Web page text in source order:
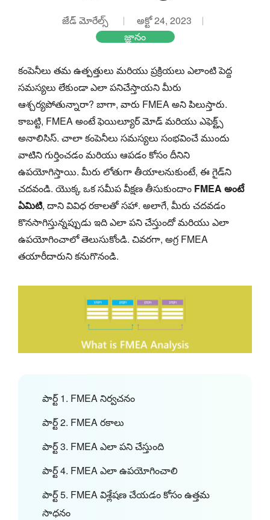
జేడ్ మోరేల్స్
అక్టో 24, 2023
జ్ఞానం
కంపెనీలు తమ ఉత్పత్తులు మరియు ప్రక్రియలు ఎలాంటి పెద్ద
సమస్యలు లేకుండా ఎలా పనిచేస్తాయని మీరు
ఆశ్చర్యపోతున్నారా? బాగా, వారు FMEA అని పిలుస్తారు.
కాబట్టి, FMEA అంటే ఫెయిల్యూర్ మోడ్ మరియు ఎఫెక్ట్స్
అనాలిసిస్. చాలా కంపెనీలు సమస్యలు సంభవించే ముందు
వాటిని గుర్తించడం మరియు ఆపడం కోసం దీనిని
ఉపయోగిస్తాయి. మీరు లోతుగా తీయాలనుకుంటే, ఈ గైడ్‌ని
చదవండి. యొక్క ఒక సమీప వీక్షణ తీసుకుందాం FMEA అంటే
ఏమిటి, దాని వివిధ రకాలతో సహా. అలాగే, మీరు చదవడం
కొనసాగిస్తున్నప్పుడు ఇది ఎలా పని చేస్తుందో మరియు ఎలా
ఉపయోగించాలో తెలుసుకోండి. చివరగా, అగ్ర FMEA
తయారీదారుని కనుగొనండి.
పార్ట్ 1. FMEA నిర్వచనం
పార్ట్ 2. FMEA రకాలు
పార్ట్ 3. FMEA ఎలా పని చేస్తుంది
పార్ట్ 4. FMEA ఎలా ఉపయోగించాలి
పార్ట్ 5. FMEA విశ్లేషణ చేయడం కోసం ఉత్తమ
సాధనం